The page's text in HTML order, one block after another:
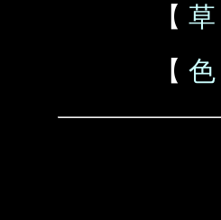
【 草
【 色